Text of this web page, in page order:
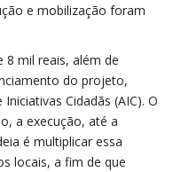
e mobilização foram
8 mil reais, além de
do projeto,
Cidadãs (AIC). O
a execução, até a
é multiplicar essa
locais, a fim de que